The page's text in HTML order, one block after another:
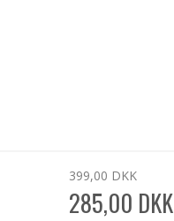
399,00 DKK
285,00 DKK